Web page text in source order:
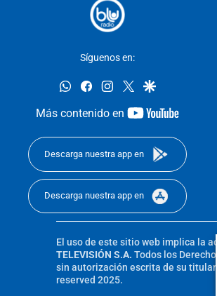
Síguenos en:
whatsappfacebookinstagram
twittergoogle
Más contenido en
youtube-
Descarga nuestra app en
Descarga nuestra app en
El uso de este sitio web implica la
TELEVISIÓN S.A. Todos los
sin autorización escrita de su
reserved 2025.